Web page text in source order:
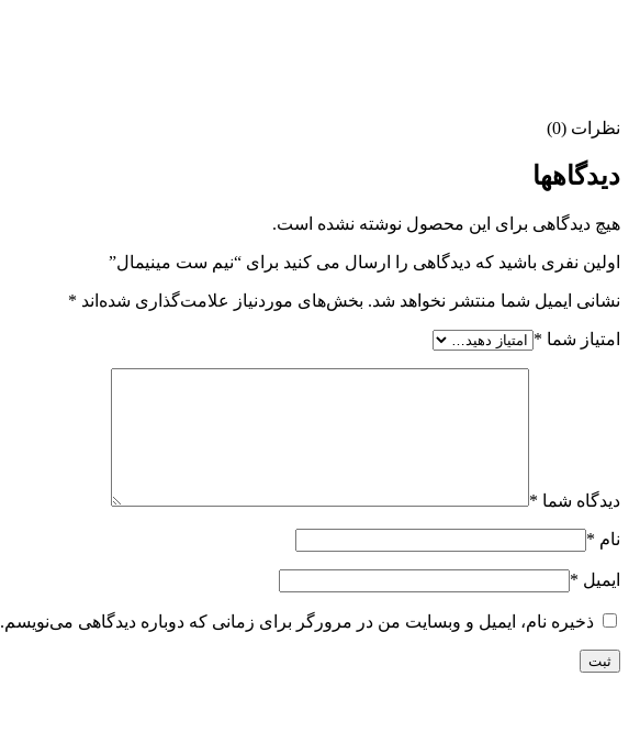
نظرات (0)
دیدگاهها
هیچ دیدگاهی برای این محصول نوشته نشده است.
اولین نفری باشید که دیدگاهی را ارسال می کنید برای “نیم ست مینیمال”
نشانی ایمیل شما منتشر نخواهد شد. بخش‌های موردنیاز علامت‌گذاری شده‌اند *
امتیاز شما *
دیدگاه شما *
نام *
ایمیل *
ذخیره نام، ایمیل و وبسایت من در مرورگر برای زمانی که دوباره دیدگاهی می‌نویسم.